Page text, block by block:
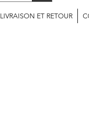
LIVRAISON ET RETOUR